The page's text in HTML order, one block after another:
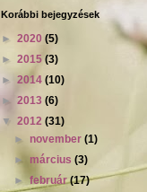
Korábbi bejegyzések
► 2020 (5)
► 2015 (3)
► 2014 (10)
► 2013 (6)
▼ 2012 (31)
► november(1)
► március(3)
►február(17)